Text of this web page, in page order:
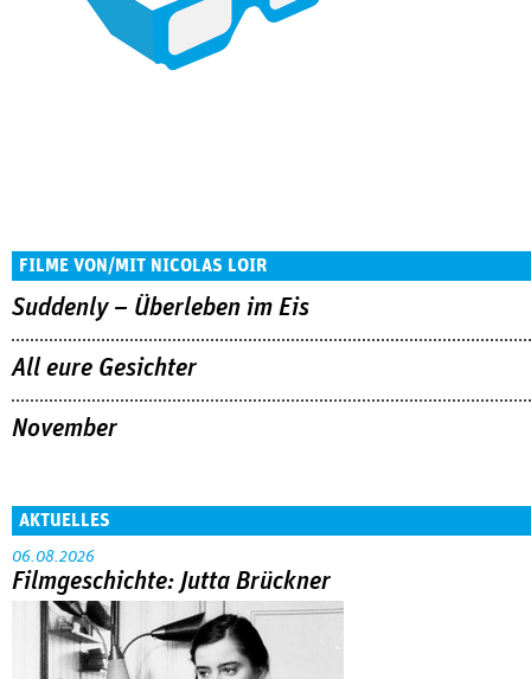
FILME VON/MIT NICOLAS LOIR
Suddenly – Überleben im Eis
All eure Gesichter
November
AKTUELLES
06.08.2026
Filmgeschichte: Jutta Brückner